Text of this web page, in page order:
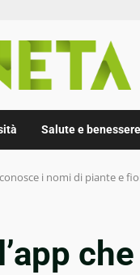
Salute e benessere
i nomi di piante e